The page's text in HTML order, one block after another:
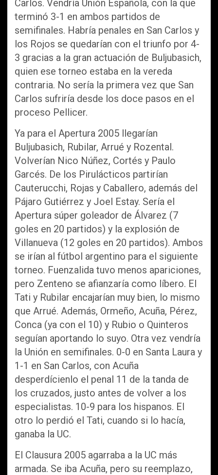
Carlos. Vendría Unión Española, con la que
terminó 3-1 en ambos partidos de
semifinales. Habría penales en San Carlos y
los Rojos se quedarían con el triunfo por 4-
3 gracias a la gran actuación de Buljubasich,
quien ese torneo estaba en la vereda
contraria. No sería la primera vez que San
Carlos sufriría desde los doce pasos en el
proceso Pellicer.
Ya para el Apertura 2005 llegarían
Buljubasich, Rubilar, Arrué y Rozental.
Volverían Nico Núñez, Cortés y Paulo
Garcés. De los Pirulácticos partirían
Cauterucchi, Rojas y Caballero, además del
Pájaro Gutiérrez y Joel Estay. Sería el
Apertura súper goleador de Álvarez (7
goles en 20 partidos) y la explosión de
Villanueva (12 goles en 20 partidos). Ambos
se irían al fútbol argentino para el siguiente
torneo. Fuenzalida tuvo menos apariciones,
pero Zenteno se afianzaría como líbero. El
Tati y Rubilar encajarían muy bien, lo mismo
que Arrué. Además, Ormeño, Acuña, Pérez,
Conca (ya con el 10) y Rubio o Quinteros
seguían aportando lo suyo. Otra vez vendría
la Unión en semifinales. 0-0 en Santa Laura y
1-1 en San Carlos, con Acuña
desperdícienlo el penal 11 de la tanda de
los cruzados, justo antes de volver a los
especialistas. 10-9 para los hispanos. El
otro lo perdió el Tati, cuando si lo hacía,
ganaba la UC.
El Clausura 2005 agarraba a la UC más
armada. Se iba Acuña, pero su reemplazo,